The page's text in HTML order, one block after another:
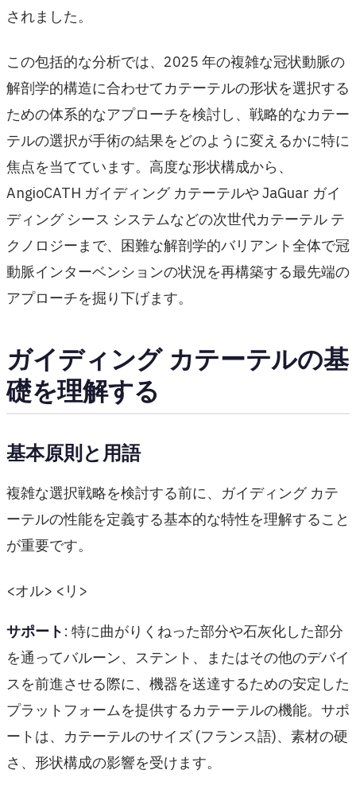
されました。
この包括的な分析では、2025 年の複雑な冠状動脈の
解剖学的構造に合わせてカテーテルの形状を選択する
ための体系的なアプローチを検討し、戦略的なカテー
テルの選択が手術の結果をどのように変えるかに特に
焦点を当てています。高度な形状構成から、
AngioCATH ガイディング カテーテルや JaGuar ガイ
ディング シース システムなどの次世代カテーテル テ
クノロジーまで、困難な解剖学的バリアント全体で冠
動脈インターベンションの状況を再構築する最先端の
アプローチを掘り下げます。
ガイディング カテーテルの基
礎を理解する
基本原則と用語
複雑な選択戦略を検討する前に、ガイディング カテ
ーテルの性能を定義する基本的な特性を理解すること
が重要です。
<オル> <リ>
サポート : 特に曲がりくねった部分や石灰化した部分
を通ってバルーン、ステント、またはその他のデバイ
スを前進させる際に、機器を送達するための安定した
プラットフォームを提供するカテーテルの機能。サポ
ートは、カテーテルのサイズ (フランス語)、素材の硬
さ、形状構成の影響を受けます。